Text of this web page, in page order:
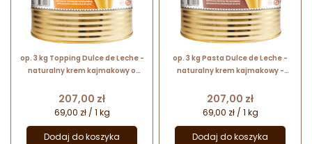
op. 3 kg Topping Dulce de Leche -
naturalny krem kajmakowy o
lodów i deserów
Cena
207,00 zł
69,00 zł / 1 kg
Dodaj do koszyka
op. 3 kg Pasta Dulce de Leche -
naturalny krem kajmakowy -
Cena
207,00 zł
69,00 zł / 1 kg
Dodaj do koszyka